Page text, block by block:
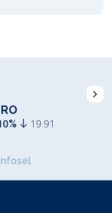
19.91